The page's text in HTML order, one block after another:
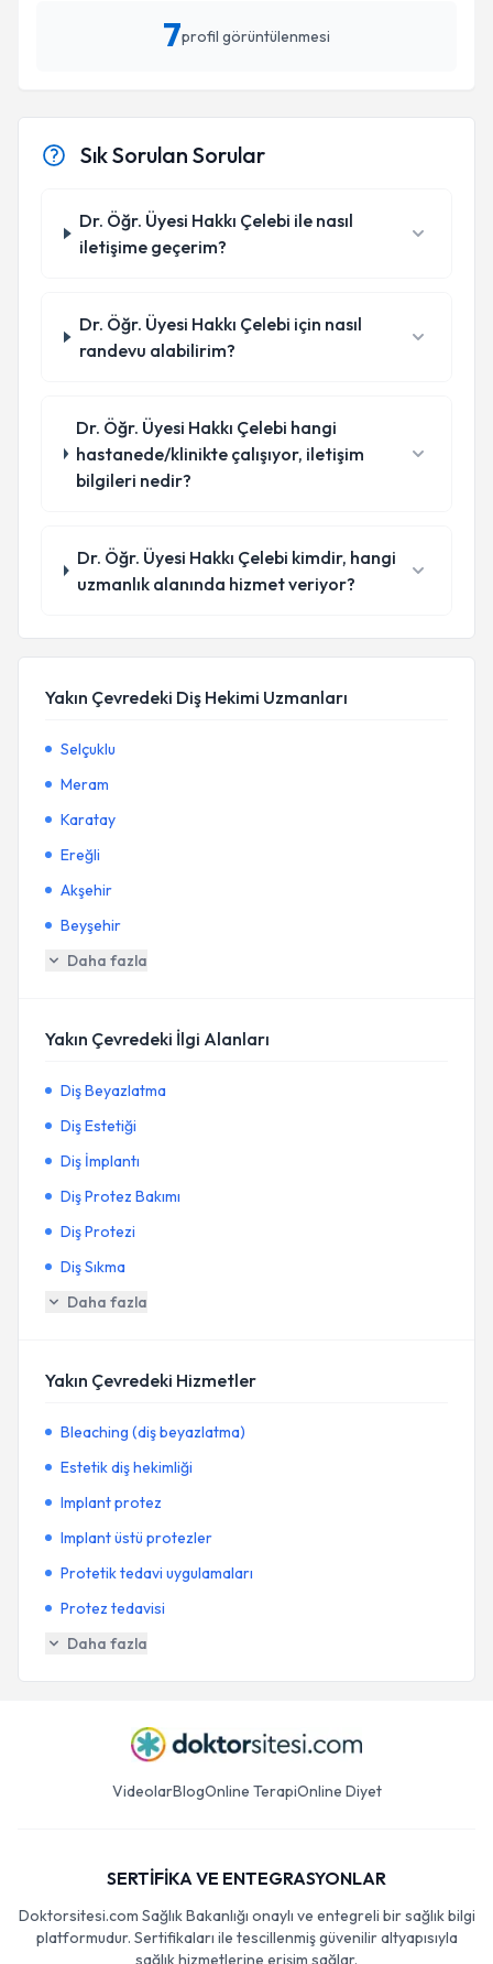
7profil görüntülenmesi
Sık Sorulan Sorular
Dr. Öğr. Üyesi Hakkı Çelebi ile nasıl
iletişime geçerim?
Dr. Öğr. Üyesi Hakkı Çelebi için nasıl
randevu alabilirim?
Dr. Öğr. Üyesi Hakkı Çelebi hangi
hastanede/klinikte çalışıyor, iletişim
bilgileri nedir?
Dr. Öğr. Üyesi Hakkı Çelebi kimdir, hangi
uzmanlık alanında hizmet veriyor?
Yakın Çevredeki Diş Hekimi Uzmanları
Selçuklu
Meram
Karatay
Ereğli
Akşehir
Beyşehir
Daha fazla
Yakın Çevredeki İlgi Alanları
Diş Beyazlatma
Diş Estetiği
Diş İmplantı
Diş Protez Bakımı
Diş Protezi
Diş Sıkma
Daha fazla
Yakın Çevredeki Hizmetler
Bleaching (diş beyazlatma)
Estetik diş hekimliği
Implant protez
Implant üstü protezler
Protetik tedavi uygulamaları
Protez tedavisi
Daha fazla
VideolarBlogOnline TerapiOnline Diyet
SERTİFİKA VE ENTEGRASYONLAR
Doktorsitesi.com Sağlık Bakanlığı onaylı ve entegreli bir sağlık bilgi
platformudur. Sertifikaları ile tescillenmiş güvenilir altyapısıyla
sağlık hizmetlerine erişim sağlar.